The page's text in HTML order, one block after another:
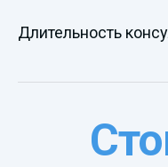
Длительность